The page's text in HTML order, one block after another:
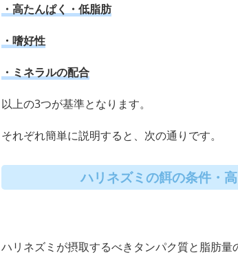
・高たんぱく・低脂肪
・嗜好性
・ミネラルの配合
以上の3つが基準となります。
それぞれ簡単に説明すると、次の通りです。
ハリネズミの餌の条件・
ハリネズミが摂取するべきタンパク質と脂肪量